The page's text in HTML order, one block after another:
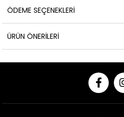
ÖDEME SEÇENEKLERI
ÜRÜN ÖNERILERI